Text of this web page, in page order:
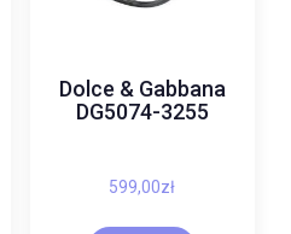
Dolce & Gabbana
DG5074-3255
599,00zł